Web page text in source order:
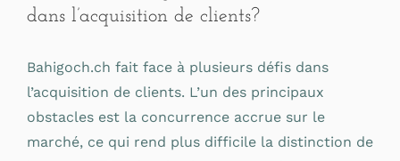
dans l’acquisition de clients?
Bahigoch.ch fait face à plusieurs défis dans
l’acquisition de clients. L’un des principaux
obstacles est la concurrence accrue sur le
marché, ce qui rend plus difficile la distinction de